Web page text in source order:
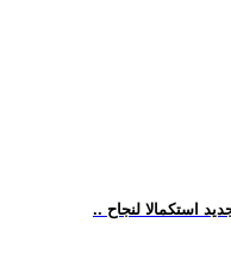
استكمالا لنجاح